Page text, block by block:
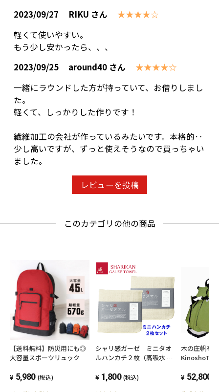
2023/09/27 RIKU さん
★★★★☆
軽くて使いやすい。
もう少し安かったら、、、
2023/09/25
around40 さん
★★★★☆
一緒にラウンドした方が持っていて、お借りしまし
た。
軽くて、しっかりした作りです！
繊維加工の会社が作っているみたいです。本格的‥
少し高いですが、ずっと使えそうなので買っちゃい
ました。
レビューを投稿
このカテゴリの他の商品
【送料無料】防災用にも◎
大容量スポーツリュック
5,980 (税込)
シャリ感ガーゼ ミニタオ
ルハンカチ２枚（高吸水 四
ム）1,800 (税込)
木の庄帆布
ディバッグ
52,800